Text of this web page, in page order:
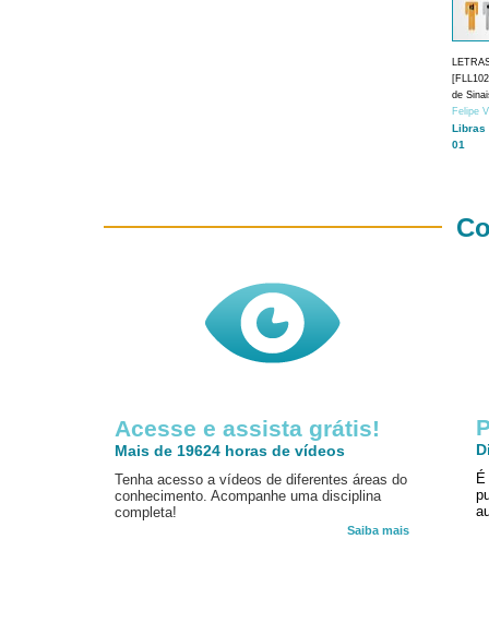
de
Felipe
Libras
01
Acesse e assista grátis!
Mais de 19624 horas de vídeos
Tenha acesso a vídeos de diferentes áreas do
conhecimento. Acompanhe uma disciplina
completa!
Saiba mais